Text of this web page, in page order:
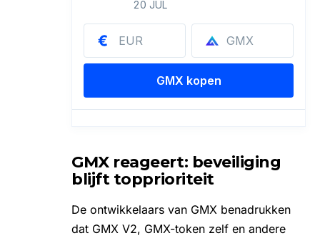
GMX reageert: beveiliging
blijft topprioriteit
De ontwikkelaars van GMX benadrukken
dat GMX V2, GMX-token zelf en andere